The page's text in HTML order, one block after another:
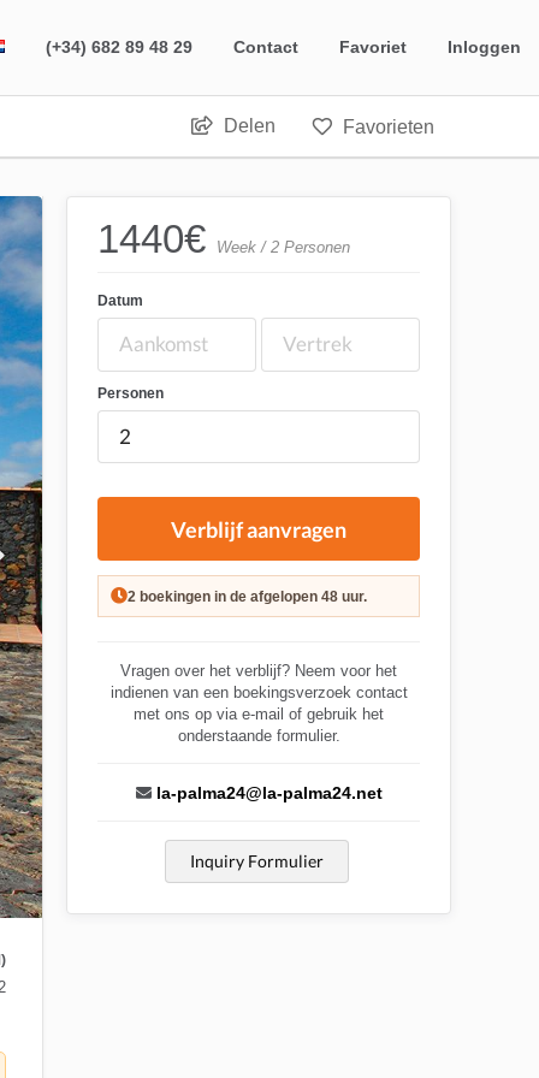
(+34) 682 89 48 29 Contact Favoriet Inloggen
Delen Favorieten
1440€ Week / 2 Personen
Datum
Personen
Verblijf aanvragen
2 boekingen in de afgelopen 48 uur.
Vragen over het verblijf? Neem voor het
indienen van een boekingsverzoek contact
met ons op via e-mail of gebruik het
onderstaande formulier.
la-palma24@la-palma24.net
Inquiry Formulier